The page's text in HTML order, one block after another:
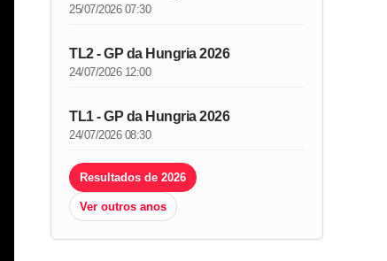
25/07/2026 07:30
TL2 - GP da Hungria 2026
24/07/2026 12:00
TL1 - GP da Hungria 2026
24/07/2026 08:30
Resultados de 2026
Ver outros anos